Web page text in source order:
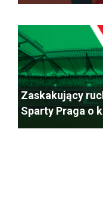
Zaskakujący
Sparty Praga o